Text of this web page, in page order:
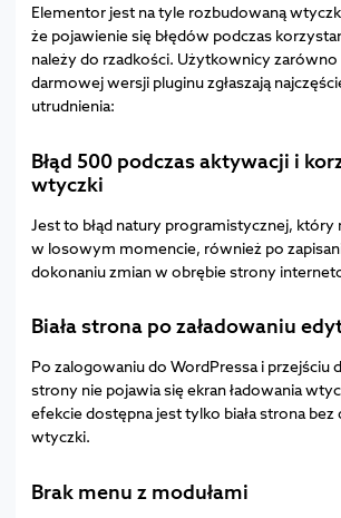
Elementor jest na tyle rozbudowaną
że pojawienie się błędów podczas
należy do rzadkości. Użytkownicy zarówno
darmowej wersji pluginu zgłaszają
utrudnienia:
Błąd 500 podczas aktywacji i
wtyczki
Jest to błąd natury programistycznej, który
w losowym momencie, również po
dokonaniu zmian w obrębie strony
Biała strona po załadowaniu
Po zalogowaniu do WordPressa i przejściu
strony nie pojawia się ekran ładowania
efekcie dostępna jest tylko biała strona
wtyczki.
Brak menu z modułami